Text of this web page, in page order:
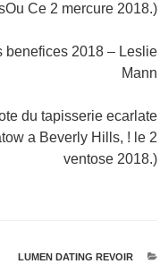
Ce 2 mercure 2018.)
benefices 2018 – Leslie
Mann
du tapisserie ecarlate
a Beverly Hills, ! le 2
ventose 2018.)
קטגוריות
LUMEN DATING REVOIR